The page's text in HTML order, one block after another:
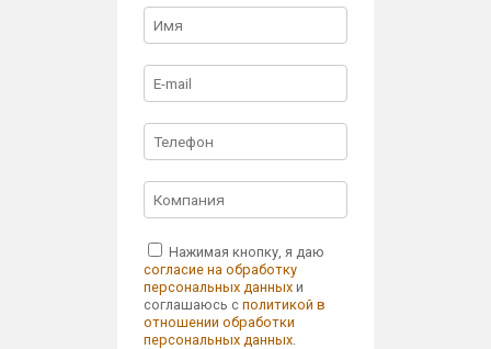
Нажимая кнопку, я даю
согласие на обработку
персональных данных и
соглашаюсь сполитикой в
отношении обработки
персональных данных